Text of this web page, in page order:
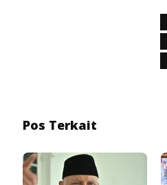
Pos Terkait